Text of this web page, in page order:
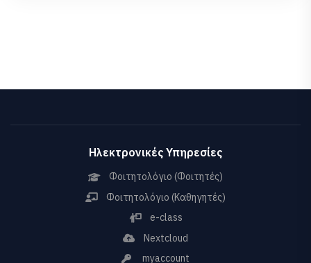
Ηλεκτρονικές Υπηρεσίες
Φοιτητολόγιο (Φοιτητές)
Φοιτητολόγιο (Καθηγητές)
e-class
Nextcloud
myaccount